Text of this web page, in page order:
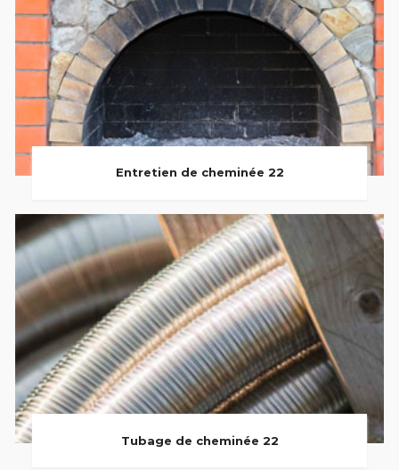
Entretien de cheminée 22
Tubage de cheminée 22